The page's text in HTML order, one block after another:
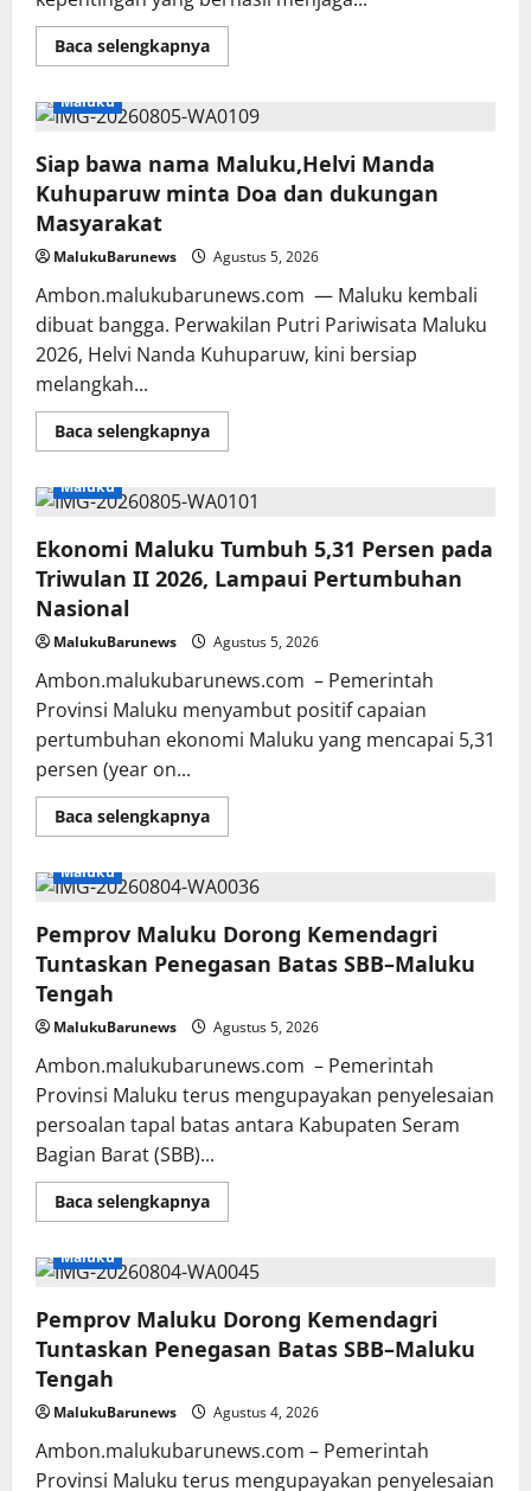
Baca selengkapnyaRead
more
Maluku
Tumbuh
Pemprov
Apresiasi
Kinerja
Pelaku
Maluku
Siap bawa nama Maluku,Helvi Manda
Kuhuparuw minta Doa dan dukungan
Masyarakat
MalukuBarunews Agustus 5, 2026
Ambon.malukubarunews.com — Maluku kembali
dibuat bangga. Perwakilan Putri Pariwisata Maluku
2026, Helvi Nanda Kuhuparuw, kini bersiap
melangkah...
Baca selengkapnyaRead
more
bawa
nama
Manda
Kuhuparuw
minta
Masyarakat
Maluku
Ekonomi Maluku Tumbuh 5,31 Persen pada
Triwulan II 2026, Lampaui Pertumbuhan
Nasional
MalukuBarunews Agustus 5, 2026
Ambon.malukubarunews.com – Pemerintah
Provinsi Maluku menyambut positif capaian
pertumbuhan ekonomi Maluku yang mencapai 5,31
persen (year on...
Baca selengkapnyaRead
more
Maluku
Tumbuh
Persen
pada
Triwulan
II
Pertumbuhan
Maluku
Pemprov Maluku Dorong Kemendagri
Tuntaskan Penegasan Batas SBB–Maluku
Tengah
MalukuBarunews Agustus 5, 2026
Ambon.malukubarunews.com – Pemerintah
Provinsi Maluku terus mengupayakan penyelesaian
persoalan tapal batas antara Kabupaten Seram
Bagian Barat (SBB)...
Baca selengkapnyaRead
more
Maluku
Dorong
Tuntaskan
Penegasan
Batas
SBB–
Maluku
Pemprov Maluku Dorong Kemendagri
Tuntaskan Penegasan Batas SBB–Maluku
Tengah
MalukuBarunews Agustus 4, 2026
Ambon.malukubarunews.com – Pemerintah
Provinsi Maluku terus mengupayakan penyelesaian